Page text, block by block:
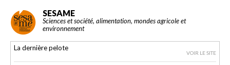
SESAME
Sciences et société, alimentation, mondes agricole et
environnement
La dernière pelote
VOIR LE SITE